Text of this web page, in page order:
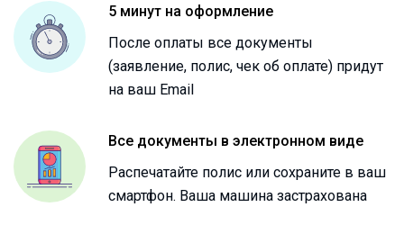
5 минут на оформление
После оплаты все документы
(заявление, полис, чек об оплате) придут
на ваш Email
Все документы в электронном виде
Распечатайте полис или сохраните в ваш
смартфон. Ваша машина застрахована